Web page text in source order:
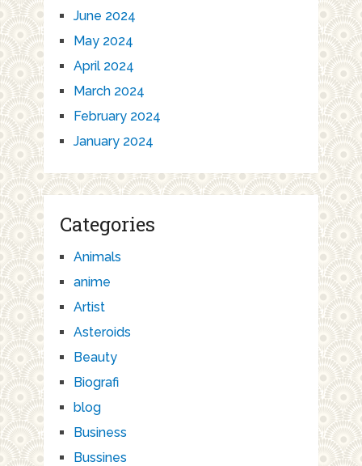
June 2024
May 2024
April 2024
March 2024
February 2024
January 2024
Categories
Animals
anime
Artist
Asteroids
Beauty
Biografi
blog
Business
Bussines